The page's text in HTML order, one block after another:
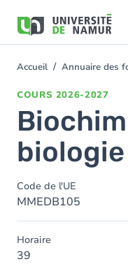
contenu
You
Accueil Annuaire des
COURS 2026-2027
Code de l'UE
MMEDB105
Horaire
39